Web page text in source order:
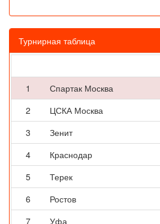
Турнирная таблица
1
Спартак Москва
2
ЦСКА Москва
3
Зенит
4
Краснодар
5
Терек
6
Ростов
7
Уфа